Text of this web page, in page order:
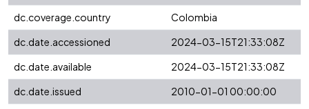
dc.coverage.country
Colombia
dc.date.accessioned
2024-03-15T21:33:08Z
dc.date.available
2024-03-15T21:33:08Z
dc.date.issued
2010-01-01 00:00:00